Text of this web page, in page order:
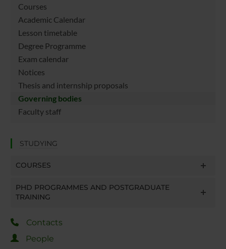
Courses
Academic Calendar
Lesson timetable
Degree Programme
Exam calendar
Notices
Thesis and internship proposals
Governing bodies
Faculty staff
STUDYING
COURSES
PHD PROGRAMMES AND POSTGRADUATE
TRAINING
Contacts
People